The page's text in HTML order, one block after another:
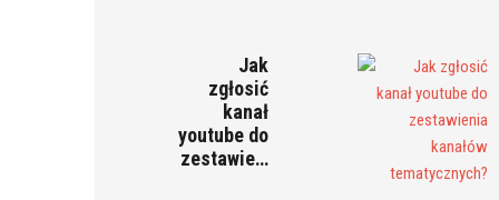
Jak
zgłosić
kanał
youtube do
zestawie…